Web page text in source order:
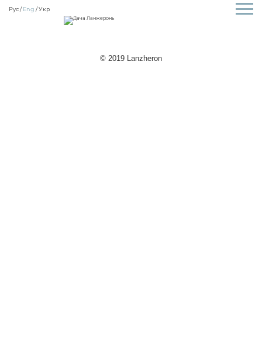
Рус Eng Укр
© 2019 Lanzheron